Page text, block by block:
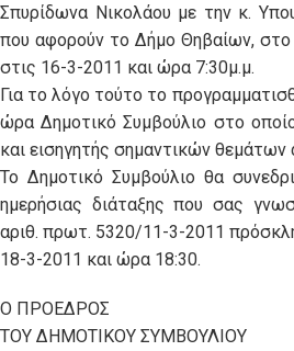
Σπυρίδωνα Νικολάου με την κ.
που αφορούν το Δήμο Θηβαίων, στο
στις 16-3-2011 και ώρα 7:30μ.μ.
Για το λόγο τούτο το
ώρα Δημοτικό Συμβούλιο στο
και εισηγητής σημαντικών θεμάτων
Το Δημοτικό Συμβούλιο θα
ημερήσιας διάταξης που σας
αριθ. πρωτ. 5320/11-3-2011
18-3-2011 και ώρα 18:30.
Ο ΠΡΟΕΔΡΟΣ
ΤΟΥ ΔΗΜΟΤΙΚΟΥ ΣΥΜΒΟΥΛΙΟΥ